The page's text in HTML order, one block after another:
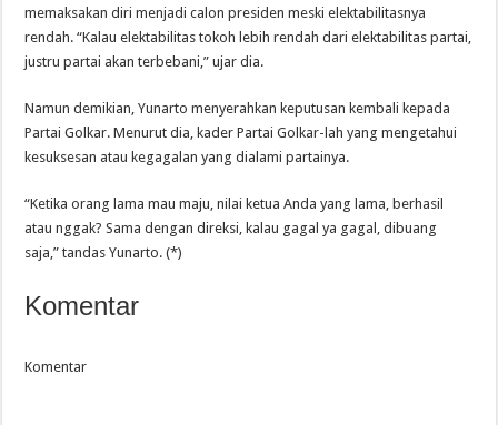
memaksakan diri menjadi calon presiden meski elektabilitasnya
rendah. “Kalau elektabilitas tokoh lebih rendah dari elektabilitas partai,
justru partai akan terbebani,” ujar dia.
Namun demikian, Yunarto menyerahkan keputusan kembali kepada
Partai Golkar. Menurut dia, kader Partai Golkar-lah yang mengetahui
kesuksesan atau kegagalan yang dialami partainya.
“Ketika orang lama mau maju, nilai ketua Anda yang lama, berhasil
atau nggak? Sama dengan direksi, kalau gagal ya gagal, dibuang
saja,” tandas Yunarto. (*)
Komentar
Komentar